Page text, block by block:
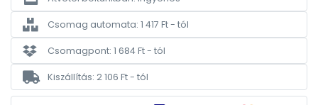
Csomag automata: 1 417 Ft - tól
Csomagpont: 1 684 Ft - tól
Kiszállítás: 2 106 Ft - tól